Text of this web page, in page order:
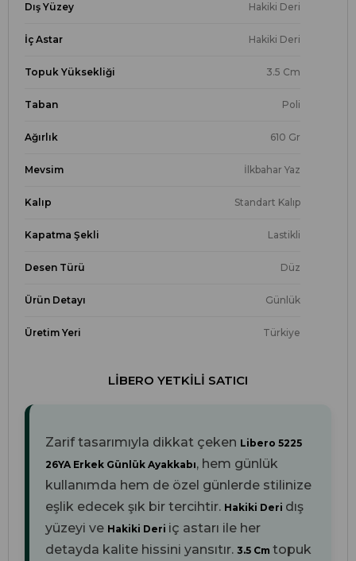
Dış Yüzey Hakiki Deri
İç Astar Hakiki Deri
Topuk Yüksekliği 3.5 Cm
Taban Poli
Ağırlık 610 Gr
Mevsim İlkbahar Yaz
Kalıp Standart Kalıp
Kapatma Şekli Lastikli
Desen Türü Düz
Ürün Detayı Günlük
Üretim Yeri Türkiye
LIBERO YETKILI SATICI
Zarif tasarımıyla dikkat çeken Libero 5225
26YA Erkek Günlük Ayakkabı, hem günlük
kullanımda hem de özel günlerde stilinize
eşlik edecek şık bir tercihtir. Hakiki Deri dış
yüzeyi ve Hakiki Deri iç astarı ile her
detayda kalite hissini yansıtır. 3.5 Cm topuk